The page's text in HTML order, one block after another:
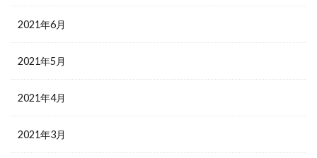
2021年6月
2021年5月
2021年4月
2021年3月